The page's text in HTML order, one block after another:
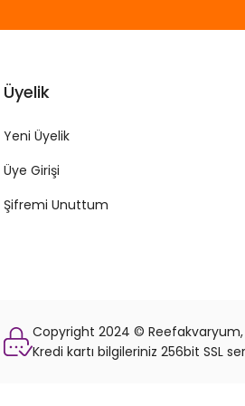
Üyelik
Yeni Üyelik
Üye Girişi
Şifremi Unuttum
Copyright 2024 © Reefakvaryum,
Kredi kartı bilgileriniz 256bit SSL